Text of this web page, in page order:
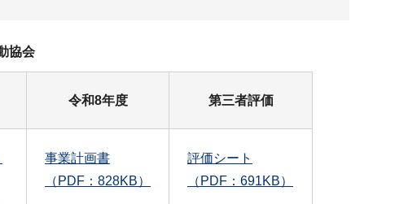
協会
令和8年度 第三者評価
事業計画書
（PDF：828KB）
評価シート
（PDF：691KB）